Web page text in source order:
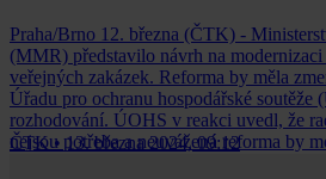
Praha/Brno 12. března (ČTK) -
(MMR) představilo návrh na
veřejných zakázek. Reforma by měla
Úřadu pro ochranu hospodářské soutěže
rozhodování. ÚOHS v reakci uvedl, že
nejsou potřeba a neuvážená reforma by
ČTK • 13. března 2024, 09:12